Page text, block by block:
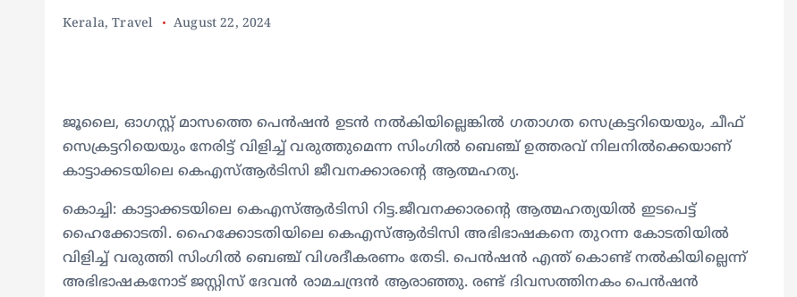
Kerala,Travel August 22, 2024
ജൂലൈ, ഓഗസ്റ്റ് മാസത്തെ പെൻഷൻ ഉടൻ നൽകിയില്ലെങ്കിൽ ഗതാഗത സെക്രട്ടറിയെയും, ചീഫ്
സെക്രട്ടറിയെയും നേരിട്ട് വിളിച്ച് വരുത്തുമെന്ന സിംഗിൽ ബെഞ്ച് ഉത്തരവ് നിലനിൽക്കെയാണ്
കാട്ടാക്കടയിലെ കെഎസ്ആർടിസി ജീവനക്കാരന്‍റെ ആത്മഹത്യ.
കൊച്ചി: കാട്ടാക്കടയിലെ കെഎസ്ആർടിസി റിട്ട.ജീവനക്കാരന്റെ ആത്മഹത്യയിൽ ഇടപെട്ട്
ഹൈക്കോടതി. ഹൈക്കോടതിയിലെ കെഎസ്ആർടിസി അഭിഭാഷകനെ തുറന്ന കോടതിയിൽ
വിളിച്ച് വരുത്തി സിംഗിൽ ബെഞ്ച് വിശദീകരണം തേടി. പെൻഷൻ എന്ത് കൊണ്ട് നൽകിയില്ലെന്ന്
അഭിഭാഷകനോട് ജസ്റ്റിസ് ദേവൻ രാമചന്ദ്രൻ ആരാഞ്ഞു. രണ്ട് ദിവസത്തിനകം പെൻഷൻ